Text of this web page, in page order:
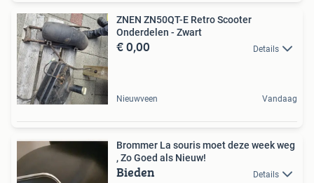
ZNEN ZN50QT-E Retro Scooter
Onderdelen - Zwart
€ 0,00 Details
Nieuwveen Vandaag
Brommer La souris moet deze week weg
, Zo Goed als Nieuw!
Bieden Details